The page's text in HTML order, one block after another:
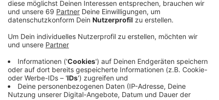
letzten Worten den Ausführungen ihrer Verteidiger an.
Zwei äußerten zusätzlich ihr Bedauern zu den
Anzeige
Nach über 50 Verhandlungstagen endet damit Anfang
Juli der Hauptprozess im Missbrauchskomplex